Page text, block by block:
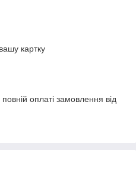
картку
оплаті замовлення від